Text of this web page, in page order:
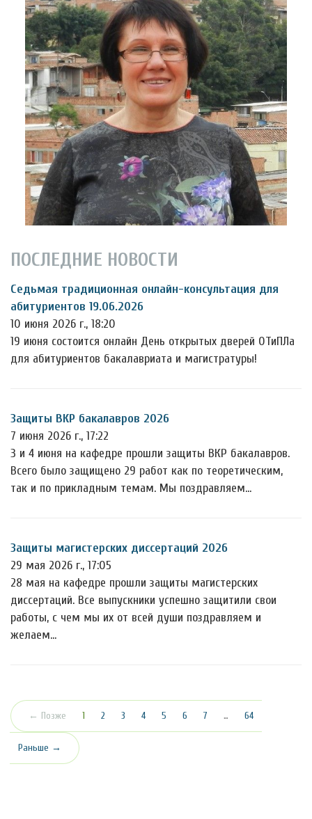
ПОСЛЕДНИЕ НОВОСТИ
Седьмая традиционная онлайн-консультация для
абитуриентов 19.06.2026
10 июня 2026 г., 18:20
19 июня состоится онлайн День открытых дверей ОТиПЛа
для абитуриентов бакалавриата и магистратуры!
Защиты ВКР бакалавров 2026
7 июня 2026 г., 17:22
3 и 4 июня на кафедре прошли защиты ВКР бакалавров.
Всего было защищено 29 работ как по теоретическим,
так и по прикладным темам. Мы поздравляем…
Защиты магистерских диссертаций 2026
29 мая 2026 г., 17:05
28 мая на кафедре прошли защиты магистерских
диссертаций. Все выпускники успешно защитили свои
работы, с чем мы их от всей души поздравляем и
желаем…
← Позже 1 (текущая)
2 3 4 5 6 7 … 64
Раньше →